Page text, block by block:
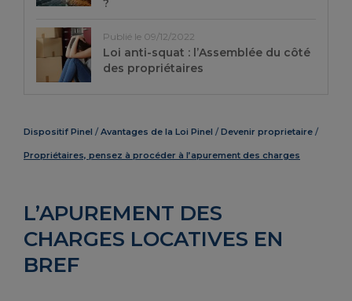
Dispositif Pinel Avantages de la Loi Pinel Devenir proprietaire
Propriétaires, pensez à procéder à l’apurement des charges
L’APUREMENT DES
CHARGES LOCATIVES EN
BREF
?
Publié le 09/12/2022
Loi anti-squat : l’Assemblée du côté
des propriétaires